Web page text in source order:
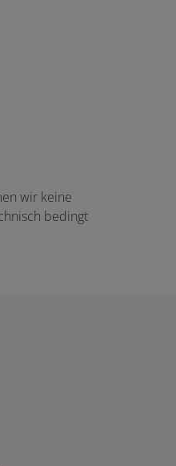
wir keine
bedingt